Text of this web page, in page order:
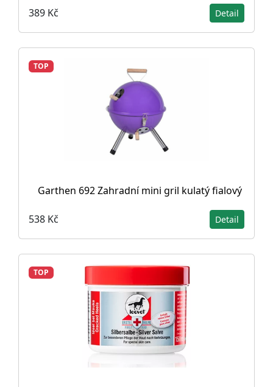
389 Kč Detail
TOP
Garthen 692 Zahradní mini gril kulatý fialový
538 Kč Detail
TOP